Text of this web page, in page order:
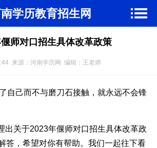
学历教育招生网
师对口招生具体改革政策
来源：河南学历网 编辑：王老师
自己而不与磨刀石接触，就永远不会锋
出关于2023年偃师对口招生具体改革政
答，希望对你有帮助。我们一起往下看